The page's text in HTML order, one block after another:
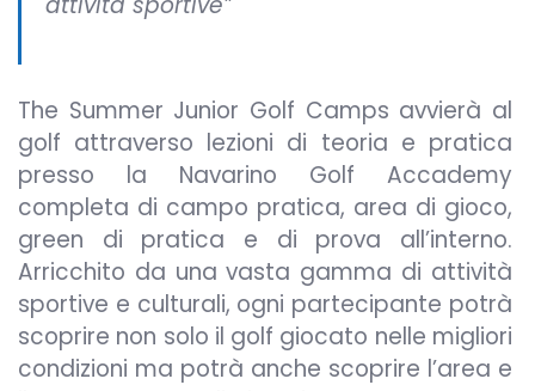
The Summer Junior Golf Camps avvierà al
golf attraverso lezioni di teoria e pratica
presso la Navarino Golf Accademy
completa di campo pratica, area di gioco,
green di pratica e di prova all’interno.
Arricchito da una vasta gamma di attività
sportive e culturali, ogni partecipante potrà
scoprire non solo il golf giocato nelle migliori
condizioni ma potrà anche scoprire l’area e